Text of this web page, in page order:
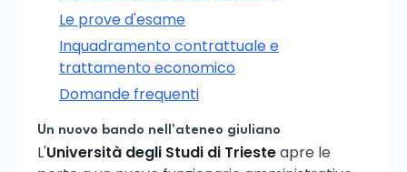
Le prove d'esame
Inquadramento contrattuale e
trattamento economico
Domande frequenti
Un nuovo bando nell'ateneo giuliano
L'Università degli Studi di Triesteapre le